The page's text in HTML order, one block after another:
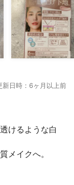
新日時：6ヶ月以上前
けるような白
メイクへ。